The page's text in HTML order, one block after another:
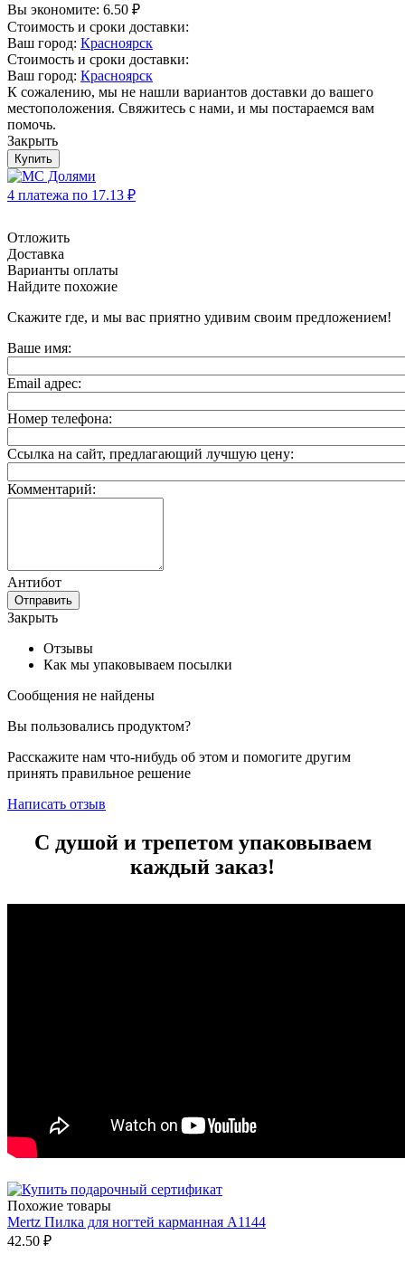
Вы экономите: 6.50 ₽
Стоимость и сроки доставки:
Ваш город: Красноярск
Стоимость и сроки доставки:
Ваш город: Красноярск
К сожалению, мы не нашли вариантов доставки до вашего
местоположения. Свяжитесь с нами, и мы постараемся вам
помочь.
Закрыть
Купить
4 платежа по 17.13 ₽
Отложить
Доставка
Варианты оплаты
Найдите похожие
Скажите где, и мы вас приятно удивим своим предложением!
Ваше имя:
Email адрес:
Номер телефона:
Ссылка на сайт, предлагающий лучшую цену:
Комментарий:
Антибот
Отправить
Закрыть
Отзывы
Как мы упаковываем посылки
Сообщения не найдены
Вы пользовались продуктом?
Расскажите нам что-нибудь об этом и помогите другим
принять правильное решение
Написать отзыв
С душой и трепетом упаковываем
каждый заказ!
Похожие товары
Mertz Пилка для ногтей карманная A1144
42.50 ₽